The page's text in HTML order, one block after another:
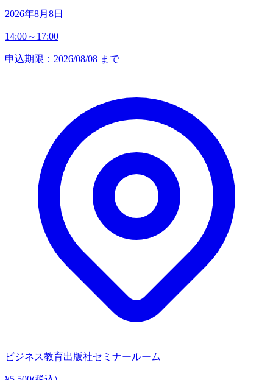
2026年8月8日
14:00～17:00
申込期限：2026/08/08 まで
ビジネス教育出版社セミナールーム